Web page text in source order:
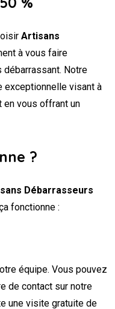
Artisans
à vous faire
débarrassant. Notre
exceptionnelle visant à
en vous offrant un
?
Débarrasseurs
fonctionne :
équipe. Vous pouvez
de contact sur notre
une visite gratuite de